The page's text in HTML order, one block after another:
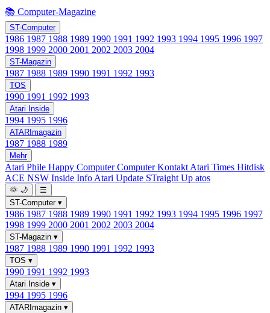
📚 Computer-Magazine
ST-Computer
1986 1987 1988 1989 1990 1991 1992 1993 1994 1995 1996 1997
1998 1999 2000 2001 2002 2003 2004
ST-Magazin
1987 1988 1989 1990 1991 1992 1993
TOS
1990 1991 1992 1993
Atari Inside
1994 1995 1996
ATARImagazin
1987 1988 1989
Mehr
Atari Phile Happy ComputerComputer Kontakt Atari Times Hitdisk
ACE NSW Inside Info Atari Update STraight Up atos
🌞 🌙
☰
ST-Computer ▾
1986 1987 1988 1989 1990 1991 1992 1993 1994 1995 1996 1997
1998 1999 2000 2001 2002 2003 2004
ST-Magazin ▾
1987 1988 1989 1990 1991 1992 1993
TOS ▾
1990 1991 1992 1993
Atari Inside ▾
1994 1995 1996
ATARImagazin ▾